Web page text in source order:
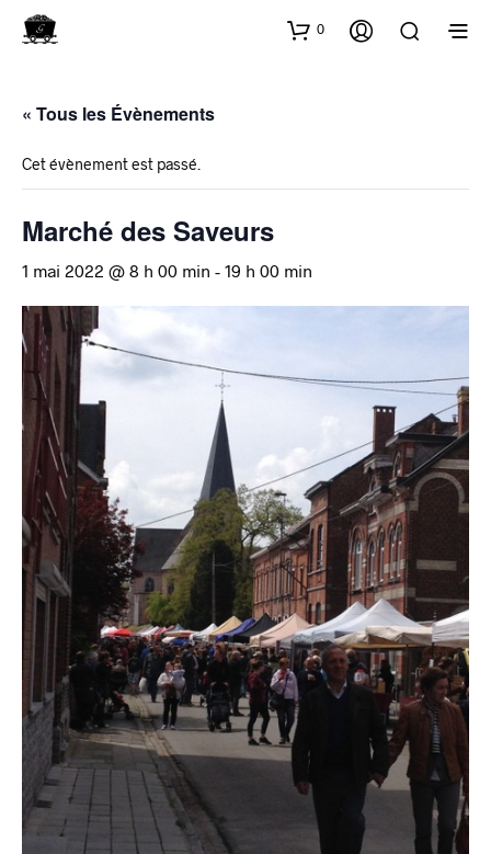
0
« Tous les Évènements
Cet évènement est passé.
Marché des Saveurs
1 mai 2022 @ 8 h 00 min - 19 h 00 min